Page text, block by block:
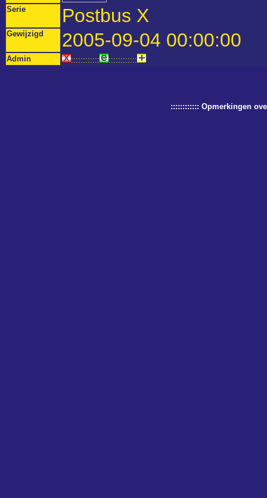
Serie Postbus X
Gewijzigd 2005-09-04 00:00:00
Admin :::::::::::: ::::::::::::
:::::::::::: Opmerkingen